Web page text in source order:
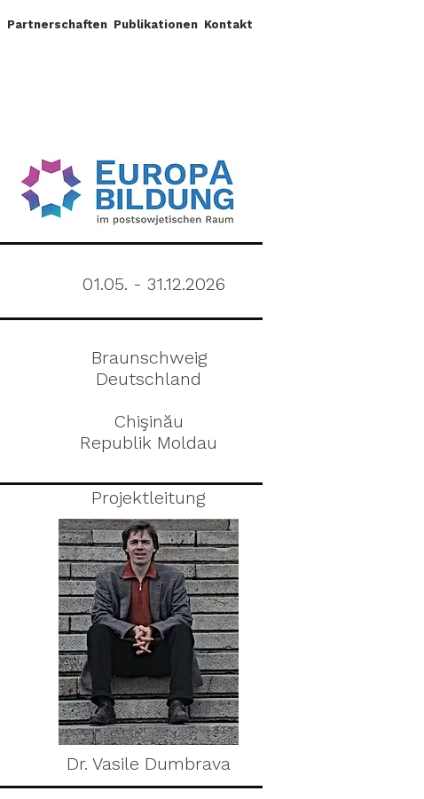
Partnerschaften Publikationen Kontakt
01.05. - 31.12.2026
Braunschweig
Deutschland
Chişinău
Republik Moldau
Projektleitung
Dr. Vasile Dumbrava